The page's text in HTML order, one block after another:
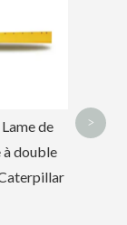
de
de
agricole
>